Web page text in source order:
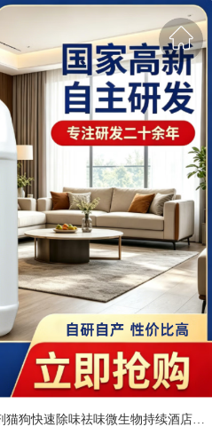
沃满芬益生菌除臭剂空气清新剂猫狗快速除味祛味微生物持续酒店民宿无毒 2500ml【1桶】 日照森林